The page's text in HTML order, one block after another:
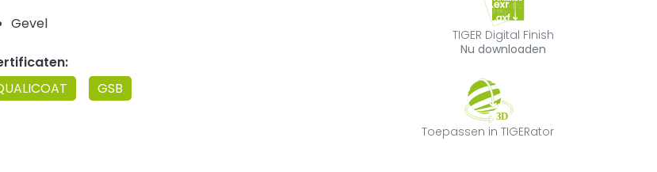
Gevel
GSB
TIGER Digital Finish
Nu downloaden
Toepassen in TIGERator